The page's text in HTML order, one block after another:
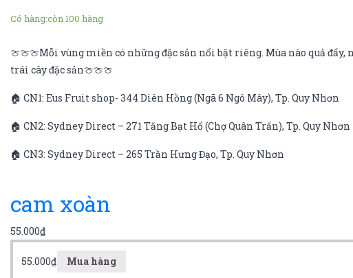
Có hàng:còn 100 hàng
🍈🍈🍈Mỗi vùng miền có những đặc sản nổi bật riêng. Mùa nào quả
trái cây đặc sản🍈🍈🍈
🏠 CN1: Eus Fruit shop- 344 Diên Hồng (Ngã 6 Ngô Mây), Tp. Quy Nhơn
🏠 CN2: Sydney Direct – 271 Tăng Bạt Hổ (Chợ Quân Trấn), Tp. Quy Nhơn
🏠 CN3: Sydney Direct – 265 Trần Hưng Đạo, Tp. Quy Nhơn
cam xoàn
55.000₫
55.000₫ Mua hàng